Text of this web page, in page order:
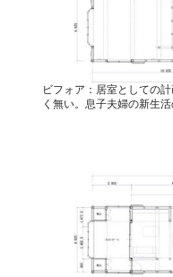
ビフォア：居室としての
く無い。息子夫婦の新生